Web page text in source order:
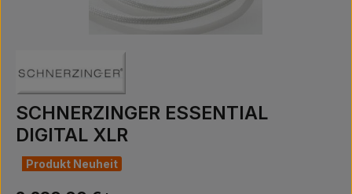
SCHNERZINGER ESSENTIAL
DIGITAL XLR
Produkt Neuheit